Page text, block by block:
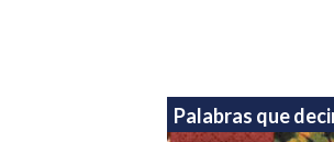
Palabras que